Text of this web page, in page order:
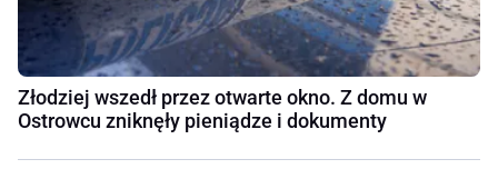
Złodziej wszedł przez otwarte okno. Z domu w
Ostrowcu zniknęły pieniądze i dokumenty